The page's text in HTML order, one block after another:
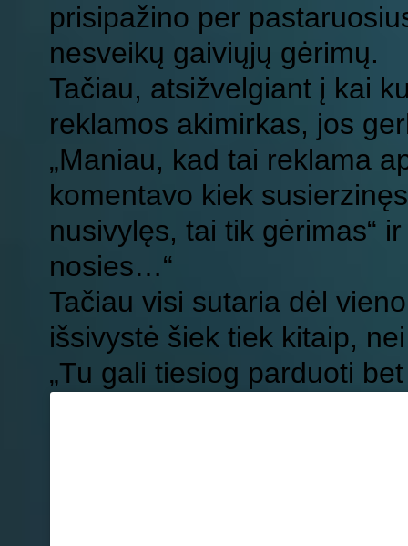
prisipažino per
nesveikų gaiviųjų gėrimų.
Tačiau, atsižvelgiant į kai
reklamos akimirkas, jos
„Maniau, kad tai reklama
komentavo kiek
nusivylęs, tai tik gėrimas“
nosies…“
Tačiau visi sutaria dėl
išsivystė šiek tiek kitaip,
„Tu gali tiesiog parduoti bet